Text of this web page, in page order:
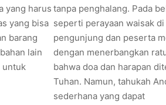
yang harus
yang bisa
barang
lain
untuk
tanpa penghalang. Pada
seperti perayaan waisak
pengunjung dan peserta
dengan menerbangkan
bahwa doa dan harapan
Tuhan. Namun, tahukah
sederhana yang dapat